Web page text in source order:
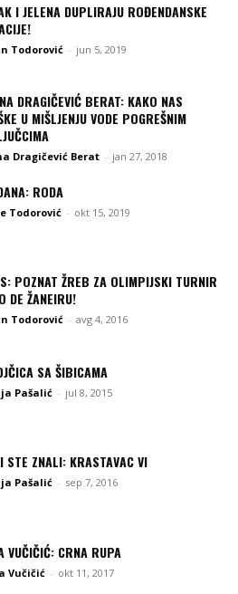
I JELENA DUPLIRAJU ROĐENDANSKE
Todorović - jun 5, 2019
DRAGIČEVIĆ BERAT: KAKO NAS
U MIŠLJENJU VODE POGREŠNIM
Dragičević Berat - jan 27, 2018
RODA
Todorović - okt 15, 2019
POZNAT ŽREB ZA OLIMPIJSKI TURNIR
DE ŽANEIRU!
Todorović - avg 4, 2016
SA ŠIBICAMA
Pašalić - jul 8, 2015
STE ZNALI: KRASTAVAC VI
Pašalić - sep 7, 2016
VUČIČIĆ: CRNA RUPA
Vučičić - okt 11, 2017